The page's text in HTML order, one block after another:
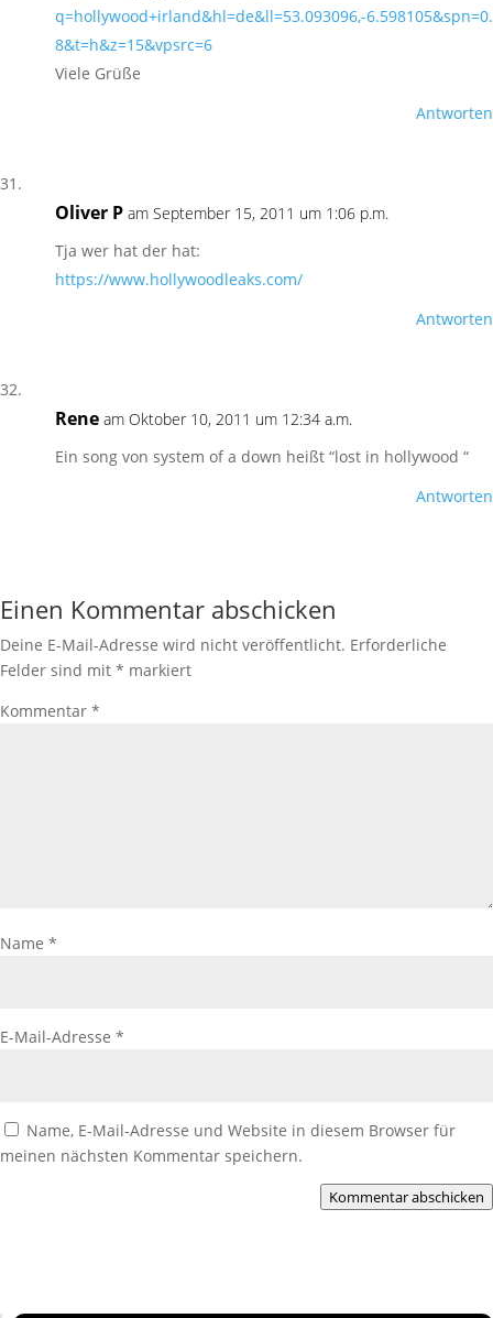
q=hollywood+irland&hl=de&ll=53.093096,-
8&t=h&z=15&vpsrc=6
Viele Grüße
Antworten
Oliver P am September 15, 2011 um 1:06 p.m.
Tja wer hat der hat:
https://www.hollywoodleaks.com/
Antworten
Rene am Oktober 10, 2011 um 12:34 a.m.
Ein song von system of a down heißt “lost in hollywood “
Antworten
Einen Kommentar abschicken
Deine E-Mail-Adresse wird nicht veröffentlicht. Erforderliche
Felder sind mit * markiert
Kommentar *
Name *
E-Mail-Adresse *
Name, E-Mail-Adresse und Website in diesem Browser für
meinen nächsten Kommentar speichern.
Kommentar abschicken